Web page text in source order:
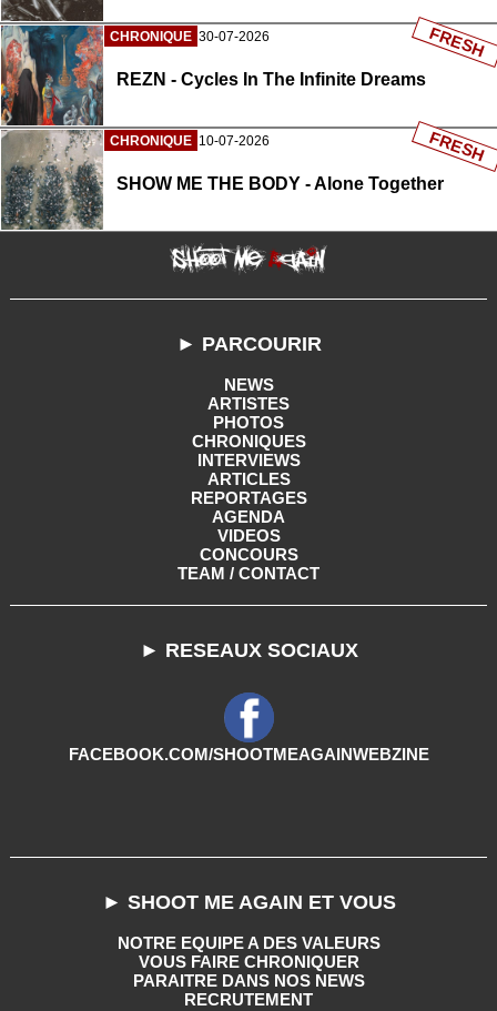
CHRONIQUE 30-07-2026
REZN - Cycles In The Infinite Dreams
FRESH
CHRONIQUE 10-07-2026
SHOW ME THE BODY - Alone Together
FRESH
► PARCOURIR
NEWS
ARTISTES
PHOTOS
CHRONIQUES
INTERVIEWS
ARTICLES
REPORTAGES
AGENDA
VIDEOS
CONCOURS
TEAM / CONTACT
► RESEAUX SOCIAUX
FACEBOOK.COM/SHOOTMEAGAINWEBZINE
► SHOOT ME AGAIN ET VOUS
NOTRE EQUIPE A DES VALEURS
VOUS FAIRE CHRONIQUER
PARAITRE DANS NOS NEWS
RECRUTEMENT